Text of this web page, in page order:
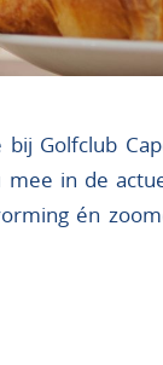
Golfclub
in de
én